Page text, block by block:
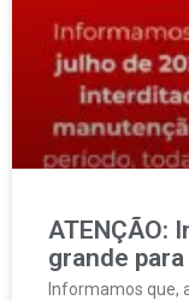
ATENÇÃO:
grande
Informamos que,